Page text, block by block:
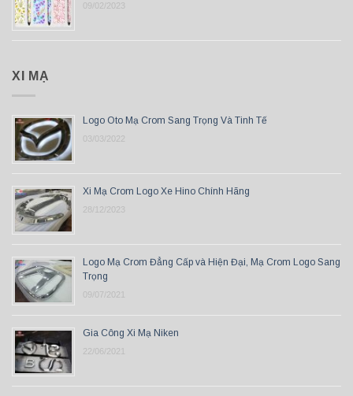
09/02/2023
XI MẠ
Logo Oto Mạ Crom Sang Trọng Và Tinh Tế
03/03/2022
Xi Mạ Crom Logo Xe Hino Chính Hãng
28/12/2023
Logo Mạ Crom Đẳng Cấp và Hiện Đại, Mạ Crom Logo Sang
Trọng
09/07/2021
Gia Công Xi Mạ Niken
22/06/2021